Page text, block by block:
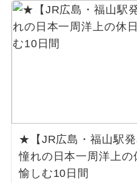
★【JR広島・福山駅発
憧れの日本一周洋上の
愉しむ10日間